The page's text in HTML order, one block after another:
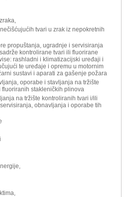
tvari u zrak iz nepokretnih
propuštanja, ugradnje i servisiranja
kontrolirane tvari ili fluorirane
rashladni i klimatizacijski uređaji i
te uređaje i opremu u motornim
sustavi i aparati za gašenje požara
oporabe i stavljanja na tržište
stakleničkih plinova
na tržište kontroliranih tvari i/ili
obnavljanja i oporabe tih